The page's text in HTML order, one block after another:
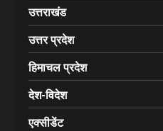
उत्तराखंड
उत्तर प्रदेश
हिमाचल प्रदेश
देश-विदेश
एक्सीडेंट